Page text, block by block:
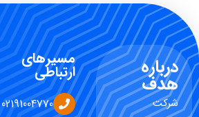
درباره
هدف
شرکت
مسیرهای
ارتباطی
02191004770